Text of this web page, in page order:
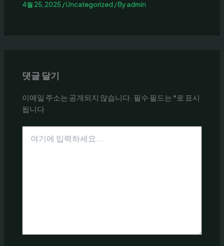
4월 25, 2025/Uncategorized/ Byadmin
댓글 달기
이메일 주소는 공개되지 않습니다. 필수 필드는 *로 표시
됩니다